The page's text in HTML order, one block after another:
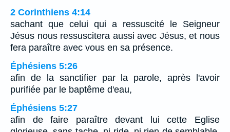
2 Corinthiens 4:14
sachant que celui qui a ressuscité le Seigneur
Jésus nous ressuscitera aussi avec Jésus, et nous
fera paraître avec vous en sa présence.
Éphésiens 5:26
afin de la sanctifier par la parole, après l'avoir
purifiée par le baptême d'eau,
Éphésiens 5:27
afin de faire paraître devant lui cette Eglise